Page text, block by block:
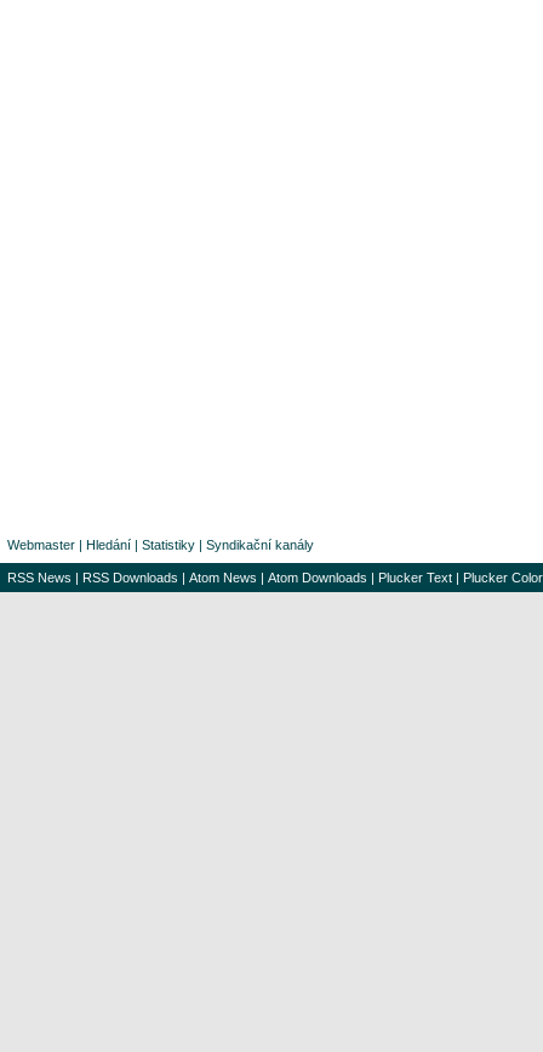
Webmaster | Hledání | Statistiky | Syndikační kanály
RSS News | RSS Downloads | Atom News | Atom Downloads | Plucker Text | Plucker Color